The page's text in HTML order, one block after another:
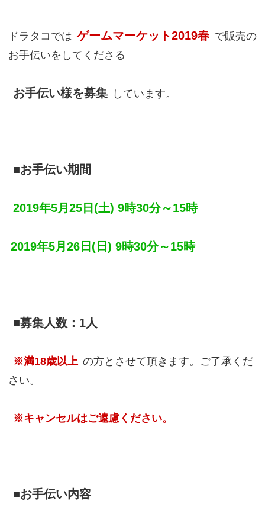
ドラタコでは ゲームマーケット2019春 で販売の
お手伝いをしてくださる
お手伝い様を募集 しています。
■お手伝い期間
2019年5月25日(土) 9時30分～15時
2019年5月26日(日) 9時30分～15時
■募集人数：1人
※満18歳以上 の方とさせて頂きます。ご了承くだ
さい。
※キャンセルはご遠慮ください。
■お手伝い内容